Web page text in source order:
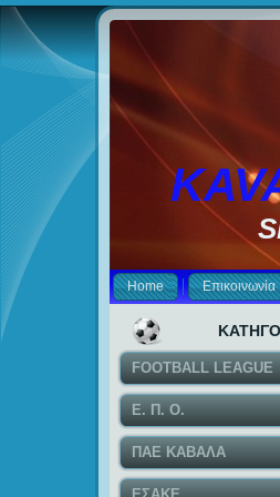
Home Επικοινωνία
FOOTBALL LEAGUE
Ε. Π. Ο.
ΠΑΕ ΚΑΒΑΛΑ